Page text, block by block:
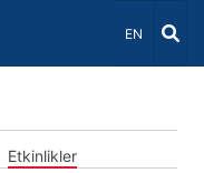
Dil Seçiniz
EN
Etkinlikler